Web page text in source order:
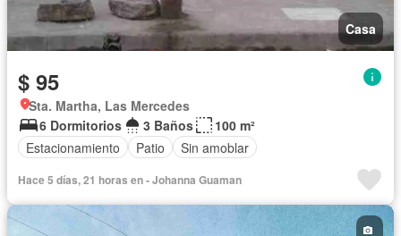
Casa
$ 95
Sta. Martha, Las Mercedes
6 Dormitorios
3 Baños
100 m²
Estacionamiento
Patio Sin amoblar
Hace 5 días, 21 horas en - Johanna Guaman